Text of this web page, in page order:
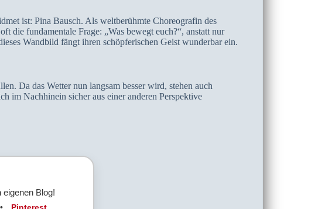
ist: Pina Bausch. Als weltberühmte Choreografin des
die fundamentale Frage: „Was bewegt euch?“, anstatt nur
Wandbild fängt ihren schöpferischen Geist wunderbar ein.
Da das Wetter nun langsam besser wird, stehen auch
im Nachhinein sicher aus einer anderen Perspektive
Blog!